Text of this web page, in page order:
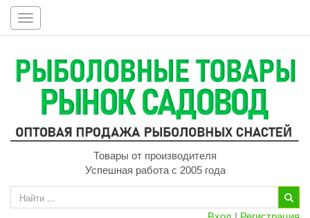
Toggle
navigation
Товары от производителя
Успешная работа с 2005 года